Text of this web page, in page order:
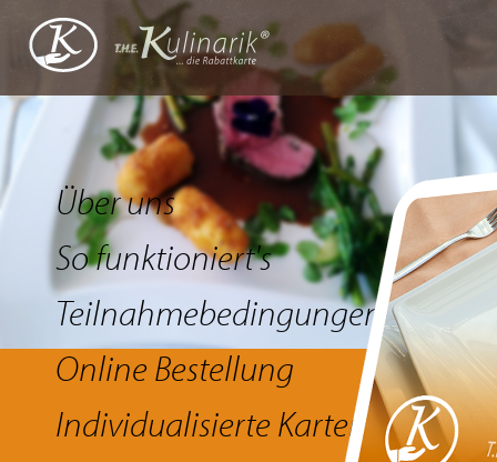
Über uns
So funktioniert's
Teilnahmebedingungen
Online Bestellung
Individualisierte Karten